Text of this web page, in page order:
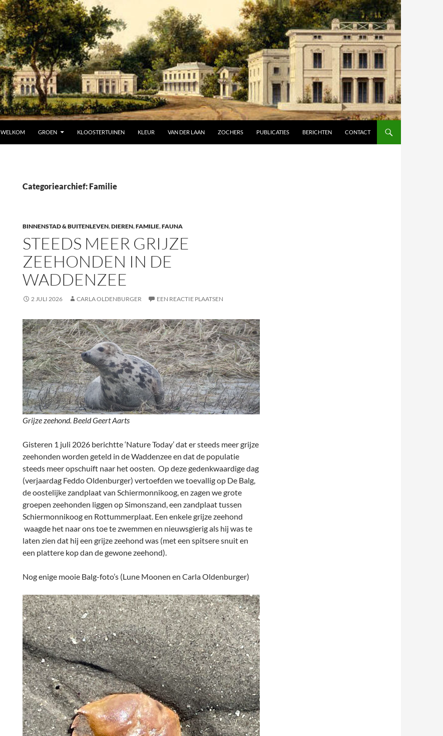
WELKOM
GROEN KLOOSTERTUINEN KLEUR VAN DER LAAN ZOCHERS PUBLICATIES BERICHTEN CONTACT
Categoriearchief: Familie
BINNENSTAD & BUITENLEVEN,DIEREN,FAMILIE,FAUNA
STEEDS MEER GRIJZE
ZEEHONDEN IN DE
WADDENZEE
2 JULI 2026 CARLA OLDENBURGER EEN REACTIE PLAATSEN
Grijze zeehond. Beeld Geert Aarts
Gisteren 1 juli 2026 berichtte ‘Nature Today’ dat er steeds meer grijze
zeehonden worden geteld in de Waddenzee en dat de populatie
steeds meer opschuift naar het oosten. Op deze gedenkwaardige dag
(verjaardag Feddo Oldenburger) vertoefden we toevallig op De Balg,
de oostelijke zandplaat van Schiermonnikoog, en zagen we grote
groepen zeehonden liggen op Simonszand, een zandplaat tussen
Schiermonnikoog en Rottummerplaat. Een enkele grijze zeehond
waagde het naar ons toe te zwemmen en nieuwsgierig als hij was te
laten zien dat hij een grijze zeehond was (met een spitsere snuit en
een plattere kop dan de gewone zeehond).
Nog enige mooie Balg-foto’s (Lune Moonen en Carla Oldenburger)